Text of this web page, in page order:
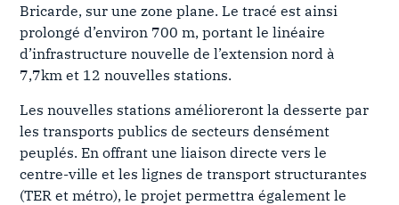
Bricarde, sur une zone plane. Le tracé est ainsi
prolongé d’environ 700 m, portant le linéaire
d’infrastructure nouvelle de l’extension nord à
7,7km et 12 nouvelles stations.
Les nouvelles stations amélioreront la desserte par
les transports publics de secteurs densément
peuplés. En offrant une liaison directe vers le
centre-ville et les lignes de transport structurantes
(TER et métro), le projet permettra également le